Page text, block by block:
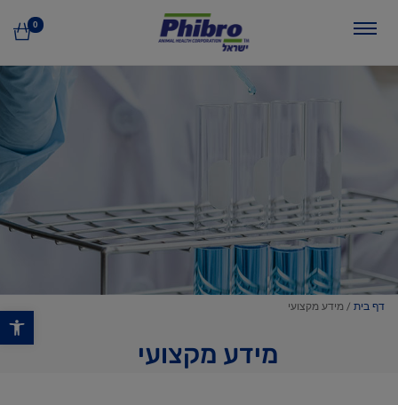
פתח סרגל נגישות
0
דף בית / מידע מקצועי
מידע מקצועי